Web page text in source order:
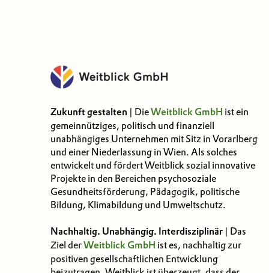
Zukunft gestalten | DieWeitblick GmbH ist ein
gemeinnütziges, politisch und finanziell
unabhängiges Unternehmen mit Sitz in Vorarlberg
und einer Niederlassung in Wien. Als solches
entwickelt und fördert Weitblick sozial innovative
Projekte in den Bereichen psychosoziale
Gesundheitsförderung, Pädagogik, politische
Bildung, Klimabildung und Umweltschutz.
Nachhaltig. Unabhängig. Interdisziplinär| Das
Ziel derWeitblick GmbH ist es, nachhaltig zur
positiven gesellschaftlichen Entwicklung